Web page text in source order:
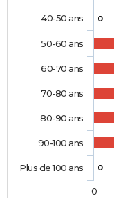
0
0
40-50 ans
50-60 ans
60-70 ans
70-80 ans
80-90 ans
90-100 ans
Plus de 100 ans
0